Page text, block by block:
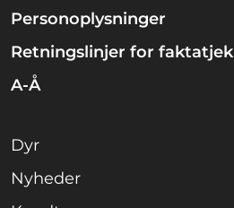
Personoplysninger
Retningslinjer for faktatjek
A-Å
Dyr
Nyheder